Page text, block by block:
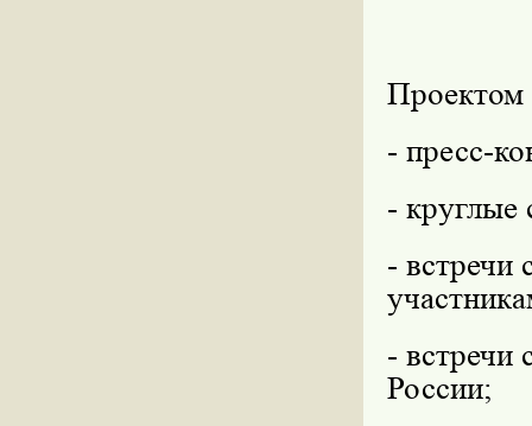
Проектом
- пресс-
- круглые
- встречи
- встречи
России;